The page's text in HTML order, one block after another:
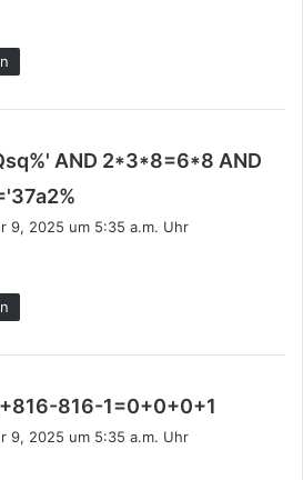
AND 2*3*8=6*8 AND
9, 2025 um 5:35 a.m. Uhr
816-1=0+0+0+1
9, 2025 um 5:35 a.m. Uhr